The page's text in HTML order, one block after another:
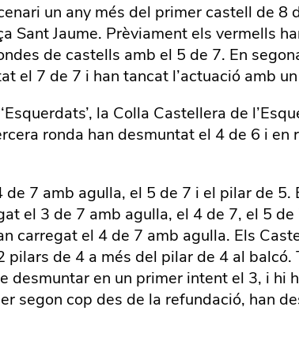
un any més del primer castell de
Sant Jaume. Prèviament els vermells
de castells amb el 5 de 7. En
el 7 de 7 i han tancat l’actuació amb
la Colla Castellera de
ronda han desmuntat el 4 de 6 i
7 amb agulla, el 5 de 7 i el pilar de
el 3 de 7 amb agulla, el 4 de 7, el 5
carregat el 4 de 7 amb agulla. Els
de 4 a més del pilar de 4 al
desmuntar en un primer intent el 3, i hi
segon cop des de la refundació, han